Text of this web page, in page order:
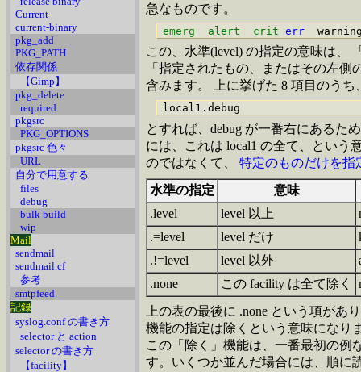
Current
current-binary
pkg_add
PKG_PATH
依存関係
【Gimp】
pkg_delete
required
pkgsrc
PKG_OPTIONS
pkgsrc 色々
URL
自分で用意する
files
debug
bulk build
wip
Mail
sendmail
sendmail.cf
参考
smtpfeed
記録
syslog.conf の書き方
selector と action
selector の書き方
【facility】
急なものです。
emerg  alert  crit err
この、水準(level) の指定の意味は、
「指定されたもの、またはその左側
含みます。 上に挙げた 8 項目のう
とすれば、debug が一番右にあるた
には、これは local1 の全て、という
のではなくて、 特定のものだけを指
水準の指定
意味
.level
level 以上
.=level
level だけ
.!=level
level 以外
.none
この facility は全て除く
上の表の最後に .none という項があ
機能の指定は除くという意味になり
この「除く」機能は、一番最初の例
す。いくつか並んだ場合には、順に